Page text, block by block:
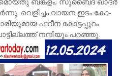
വെളിച്ചം വായന ഇടം കോ-
ഫറീന കോട്ടപ്പുറം
നന്ദിയും പറഞ്ഞു.